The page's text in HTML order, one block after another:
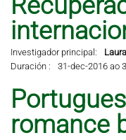
Investigador principal:
Duración :
31-dec-2016 ao
romance